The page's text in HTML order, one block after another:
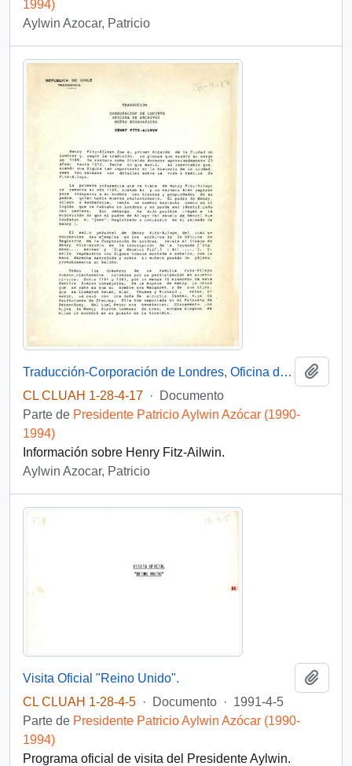
1994)
Aylwin Azocar, Patricio
Traducción-Corporación de Londres, Oficina de Archivos, Notas bibliográficas.-Henry Fitz-Ailwin.
CL CLUAH 1-28-4-17 ·
Documento
Parte de Presidente Patricio Aylwin Azócar (1990-
1994)
Información sobre Henry Fitz-Ailwin.
Aylwin Azocar, Patricio
Visita Oficial "Reino Unido".
CL CLUAH 1-28-4-5 · Documento · 1991-4-5
Parte de Presidente Patricio Aylwin Azócar (1990-
1994)
Programa oficial de visita del Presidente Aylwin.